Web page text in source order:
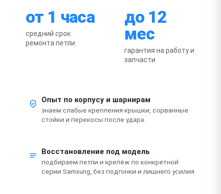
от 1 часа
средний срок
ремонта петли
до 12
мес
гарантия на работу и
запчасти
Опыт по корпусу и шарнирам
знаем слабые крепления крышки, сорванные
стойки и перекосы после удара.
Восстановление под модель
подбираем петли и крепёж по конкретной
серии Samsung, без подгонки и лишнего усилия.